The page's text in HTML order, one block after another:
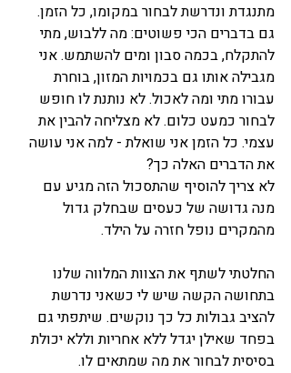
מתנגדת ונדרשת לבחור במקומו, כל הזמן.
גם בדברים הכי פשוטים: מה ללבוש, מתי
להתקלח, בכמה סבון ומים להשתמש. אני
מגבילה אותו גם בכמויות המזון, בוחרת
עבורו מתי ומה לאכול. לא נותנת לו חופש
לבחור כמעט כלום. לא מצליחה להבין את
עצמי. כל הזמן אני שואלת - למה אני עושה
את הדברים האלה כך?
לא צריך להוסיף שהתסכול הזה מגיע עם
מנה גדושה של כעסים שבחלק גדול
מהמקרים נופל חזרה על הילד.
החלטתי לשתף את הצוות המלווה שלנו
בתחושה הקשה שיש לי כשאני נדרשת
להציב גבולות כל כך נוקשים. שיתפתי גם
בפחד שאילן יגדל ללא אחריות וללא יכולת
בסיסית לבחור את מה שמתאים לו.